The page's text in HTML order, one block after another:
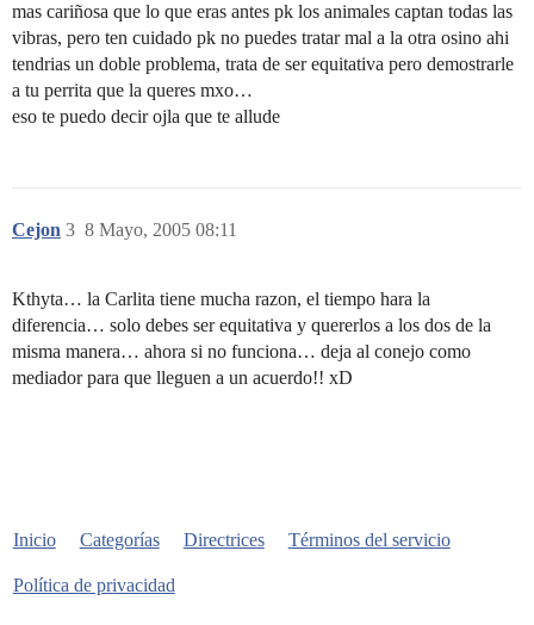
mas cariñosa que lo que eras antes pk los animales captan todas las
vibras, pero ten cuidado pk no puedes tratar mal a la otra osino ahi
tendrias un doble problema, trata de ser equitativa pero demostrarle
a tu perrita que la queres mxo…
eso te puedo decir ojla que te allude
Cejon 8 Mayo, 2005 08:11
3
Kthyta… la Carlita tiene mucha razon, el tiempo hara la
diferencia… solo debes ser equitativa y quererlos a los dos de la
misma manera… ahora si no funciona… deja al conejo como
mediador para que lleguen a un acuerdo!! xD
Inicio Categorías Directrices Términos del servicio
Política de privacidad